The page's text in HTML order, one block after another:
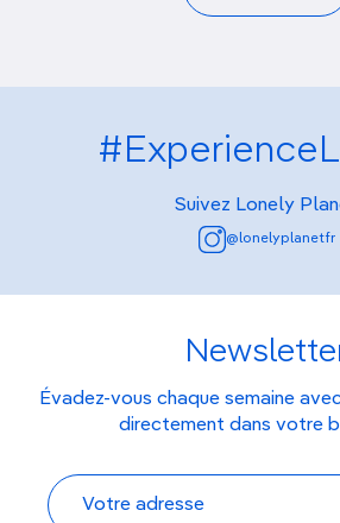
Suivez Lonely
@lonelyplanetfr
Évadez-vous chaque semaine
directement dans votre